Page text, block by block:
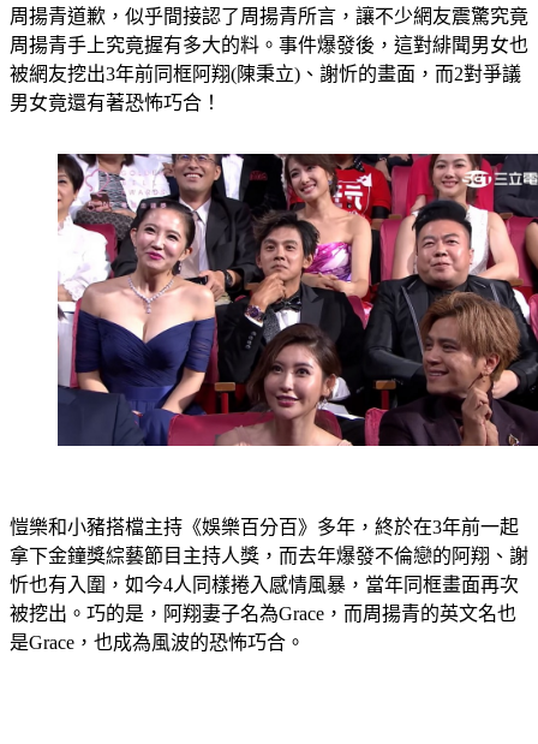
周揚青道歉，似乎間接認了周揚青所言，讓不少網友震驚究竟
周揚青手上究竟握有多大的料。事件爆發後，這對緋聞男女也
被網友挖出3年前同框阿翔(陳秉立)、謝忻的畫面，而2對爭議
男女竟還有著恐怖巧合！
愷樂和小豬搭檔主持《娛樂百分百》多年，終於在3年前一起
拿下金鐘獎綜藝節目主持人獎，而去年爆發不倫戀的阿翔、謝
忻也有入圍，如今4人同樣捲入感情風暴，當年同框畫面再次
被挖出。巧的是，阿翔妻子名為Grace，而周揚青的英文名也
是Grace，也成為風波的恐怖巧合。